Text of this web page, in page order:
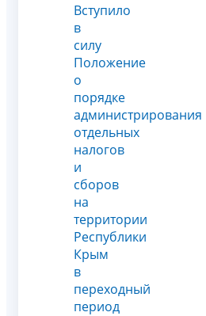
Вступило
в
силу
Положение
о
порядке
администрирования
отдельных
налогов
и
сборов
на
территории
Республики
Крым
в
переходный
период